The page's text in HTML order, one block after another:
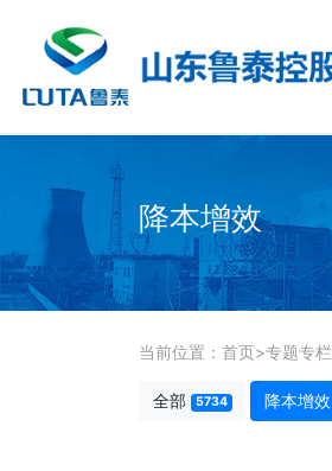
降本增效
当前位置： 首页>专题专栏
全部 5734 降本增效